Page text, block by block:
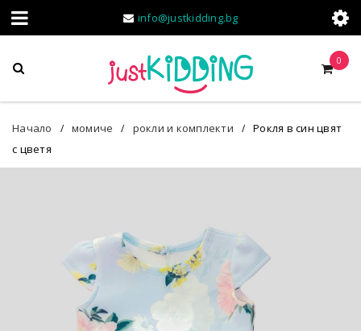
info@justkidding.bg
0
Начало / момиче / рокли и комплекти /
Рокля в син цвят
с цветя